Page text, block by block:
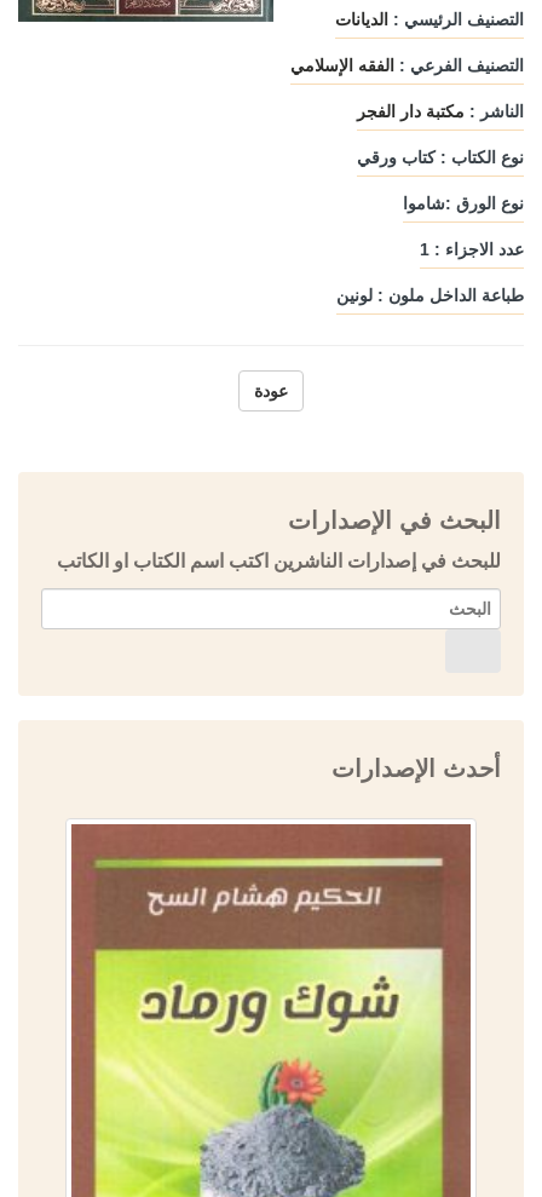
التصنيف الرئيسي : الديانات
التصنيف الفرعي : الفقه الإسلامي
الناشر : مكتبة دار الفجر
نوع الكتاب : كتاب ورقي
نوع الورق :شاموا
عدد الاجزاء : 1
طباعة الداخل ملون : لونين
عودة
البحث في الإصدارات
للبحث في إصدارات الناشرين اكتب اسم الكتاب او الكاتب
أحدث الإصدارات